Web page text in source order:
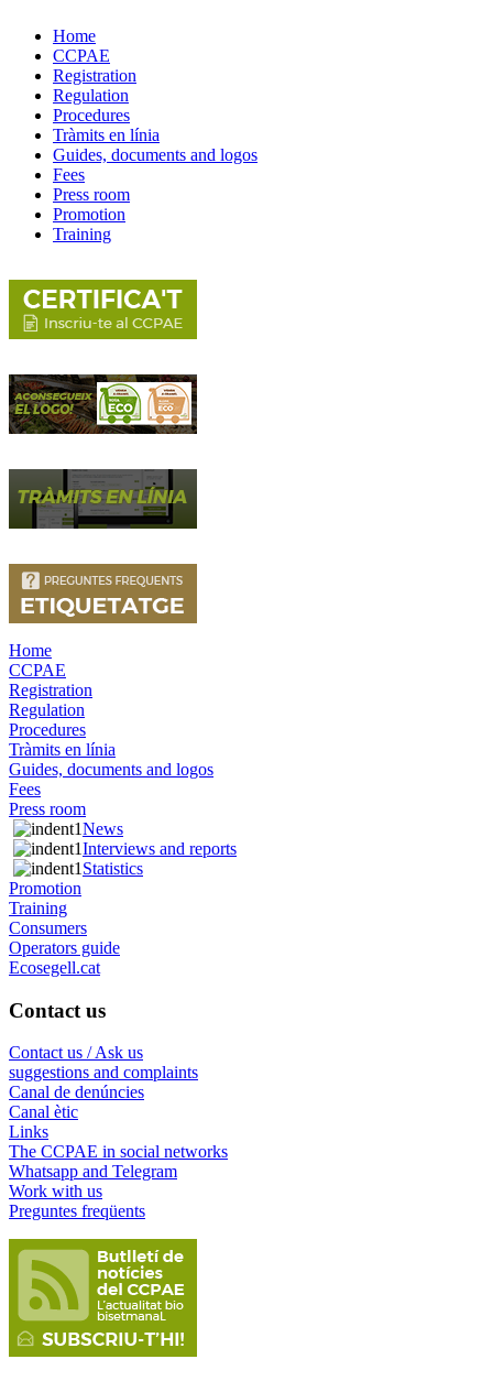
Home
CCPAE
Registration
Regulation
Procedures
Tràmits en línia
Guides, documents and logos
Fees
Press room
Promotion
Training
Home
CCPAE
Registration
Regulation
Procedures
Tràmits en línia
Guides, documents and logos
Fees
Press room
News
Interviews and reports
Statistics
Promotion
Training
Consumers
Operators guide
Ecosegell.cat
Contact us
Contact us / Ask us
suggestions and complaints
Canal de denúncies
Canal ètic
Links
The CCPAE in social networks
Whatsapp and Telegram
Work with us
Preguntes freqüents